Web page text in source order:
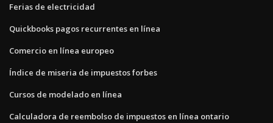
Ferias de electricidad
Quickbooks pagos recurrentes en línea
Comercio en línea europeo
Índice de miseria de impuestos forbes
Cursos de modelado en línea
Calculadora de reembolso de impuestos en línea ontario